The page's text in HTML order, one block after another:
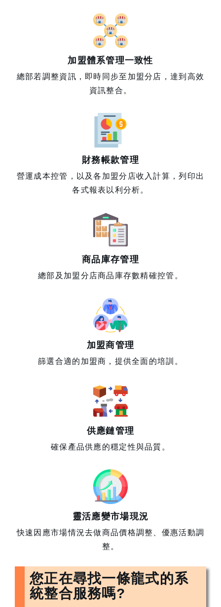
加盟體系管理一致性
總部若調整資訊，即時同步至加盟分店，達到高效
資訊整合。
財務帳款管理
營運成本控管，以及各加盟分店收入計算，列印出
各式報表以利分析。
商品庫存管理
總部及加盟分店商品庫存數精確控管。
加盟商管理
篩選合適的加盟商，提供全面的培訓。
供應鏈管理
確保產品供應的穩定性與品質。
靈活應變市場現況
快速因應市場情況去做商品價格調整、優惠活動調
整。
您正在尋找一條龍式的系
統整合服務嗎?